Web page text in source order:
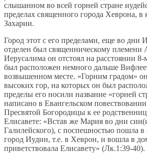
слышанном во всей горней стране
пределах священного города Хеврона,
Захарии.
Город этот с его пределами, еще во дни
отделен был священническому племени
Иерусалима он отстоял на расстоянии
был расположен немного дальше
возвышенном месте. «Горним градом» он
высоких гор, на которых он был
пределы его носили название «горней
написано в Евангельском
Пресвятой Богородицы к ее
Елисавете: «Встав же Мария во дни
Галилейского), с поспешностью пошла в
город Иудин, т.е. в Хеврон, и вошла в
приветствовала Елисавету» (Лк.1:39-40).